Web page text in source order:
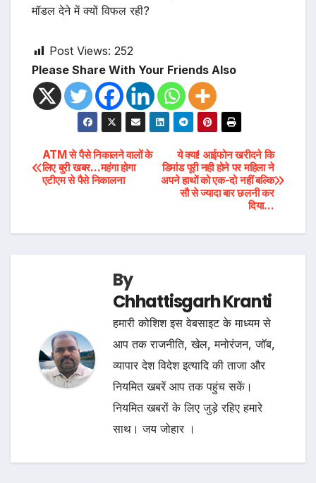
मॉडल देने में क्यों विफल रही?
Post Views: 252
Please Share With Your Friends Also
Post
navigation
ये क्या! आईफोन खरीदने कि
डिमांड पूरी नही होने पर महिला ने
अपने हाथों को एक-दो नहीं बल्कि
सौ से ज्यादा बार छलनी कर
दिया…
ATM से पैसे निकालने वालों के
लिए बुरी खबर…महंगा होगा
एटीएम से पैसे निकालना
By
Chhattisgarh Kranti
हमारी कोशिश इस वेबसाइट के माध्यम से
आप तक राजनीति, खेल, मनोरंजन, जॉब,
व्यापार देश विदेश इत्यादि की ताजा और
नियमित खबरें आप तक पहुंच सकें।
नियमित खबरों के लिए जुड़े रहिए हमारे
साथ। जय जोहार ।